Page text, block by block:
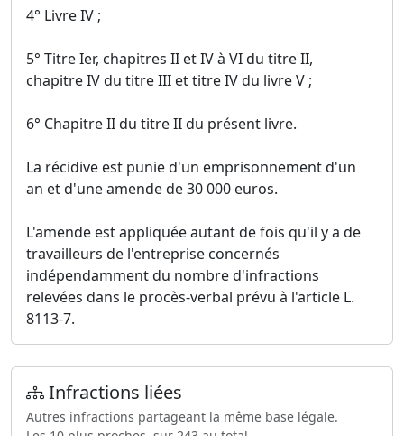
4° Livre IV ;
5° Titre Ier, chapitres II et IV à VI du titre II,
chapitre IV du titre III et titre IV du livre V ;
6° Chapitre II du titre II du présent livre.
La récidive est punie d'un emprisonnement d'un
an et d'une amende de 30 000 euros.
L'amende est appliquée autant de fois qu'il y a de
travailleurs de l'entreprise concernés
indépendamment du nombre d'infractions
relevées dans le procès-verbal prévu à l'article L.
8113-7.
Infractions liées
Autres infractions partageant la même base légale.